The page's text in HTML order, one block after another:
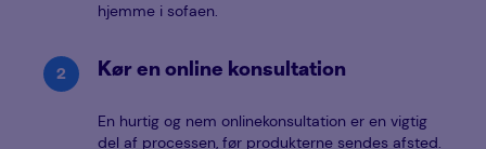
hjemme i sofaen.
Kør en online konsultation
En hurtig og nem onlinekonsultation er en vigtig
del af processen, før produkterne sendes afsted.